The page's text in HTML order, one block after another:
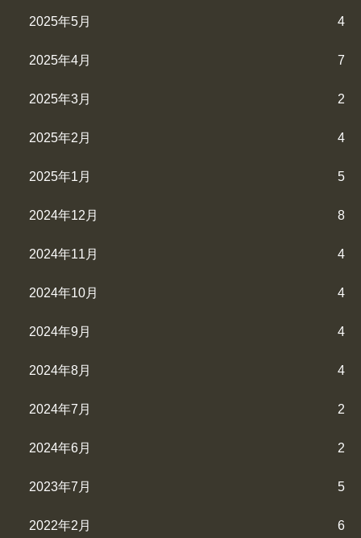
2025年5月 4
2025年4月 7
2025年3月 2
2025年2月 4
2025年1月 5
2024年12月 8
2024年11月 4
2024年10月 4
2024年9月 4
2024年8月 4
2024年7月 2
2024年6月 2
2023年7月 5
2022年2月 6